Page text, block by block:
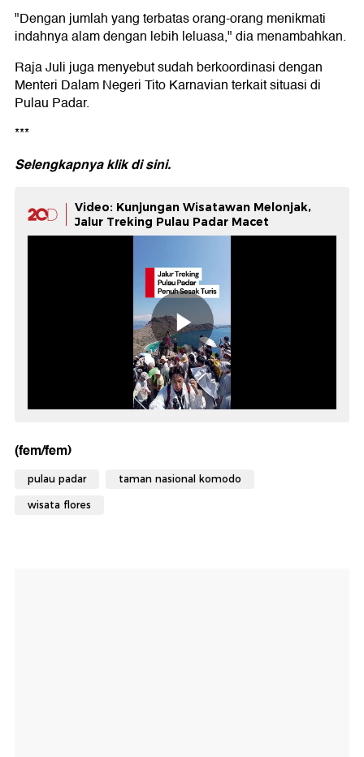
"Dengan jumlah yang terbatas orang-orang menikmati
indahnya alam dengan lebih leluasa," dia menambahkan.
Raja Juli juga menyebut sudah berkoordinasi dengan
Menteri Dalam Negeri Tito Karnavian terkait situasi di
Pulau Padar.
***
Selengkapnya klik disini.
Video: Kunjungan Wisatawan Melonjak,
Jalur Treking Pulau Padar Macet
(fem/fem)
pulau padar taman nasional komodo
wisata flores